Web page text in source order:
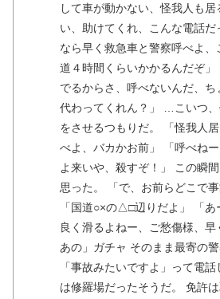
して車が動かない、怪我人も
い、助けてくれ、こんな電話
なら早く救急車と警察呼べよ
道４時間くらいかかるんだぞ」
でるからさ、呼べないんだ、
代わってくれん？」 …こいつ
をさせるつもりだ。 「怪我人
べよ、バカかお前」 「呼べね
よ来いや、殺すぞ！」 この瞬
思った。 「で、お前らどこで事
「国道○×の△□辺りだよ」 「あ
良く滑るよねー、ご愁傷様、
あの」ガチャ そのまま最寄の
「事故みたいですよ」って電
は修羅場だったそうだ。 免許